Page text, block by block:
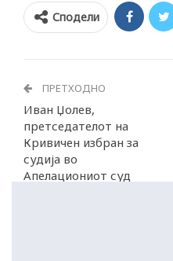
Сподели
ПРЕТХОДНО
Иван Џолев,
претседателот на
Кривичен избран за
судија во
Апелациониот суд